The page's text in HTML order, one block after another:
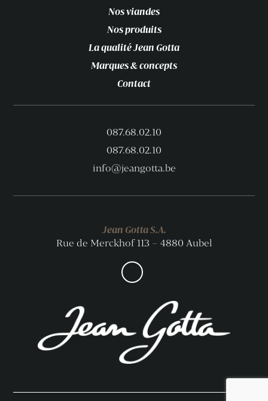
Nos viandes
Nos produits
La qualité Jean Gotta
Marques & concepts
Contact
087.68.02.10
087.68.02.10
info@jeangotta.be
Jean Gotta S.A.
Rue de Merckhof 113 – 4880 Aubel